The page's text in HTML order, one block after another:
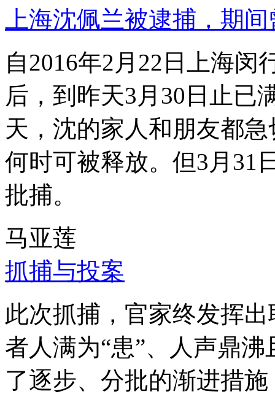
上海沈佩兰被逮捕，期
自2016年2月22日上海
后，到昨天3月30日止已
天，沈的家人和朋友都
何时可被释放。但3月31
批捕。
马亚莲
抓捕与投案
此次抓捕，官家终发挥
者人满为“患”、人声鼎
了逐步、分批的渐进措